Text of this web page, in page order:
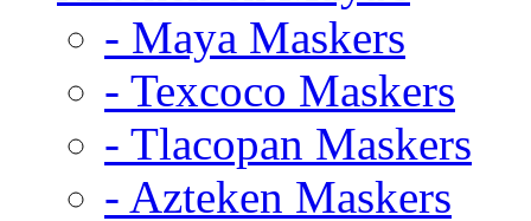
- Maya Maskers
- Texcoco Maskers
- Tlacopan Maskers
- Azteken Maskers